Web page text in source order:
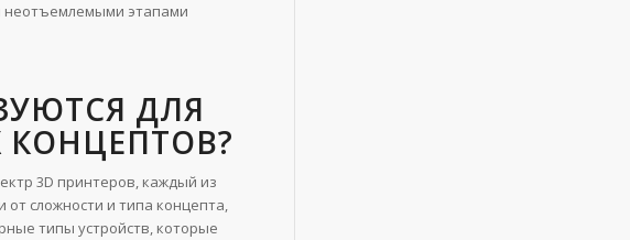
неотъемлемыми этапами
ДЛЯ
3D принтеров, каждый из
сложности и типа концепта,
типы устройств, которые